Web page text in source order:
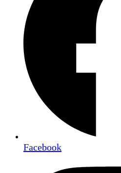
Facebook